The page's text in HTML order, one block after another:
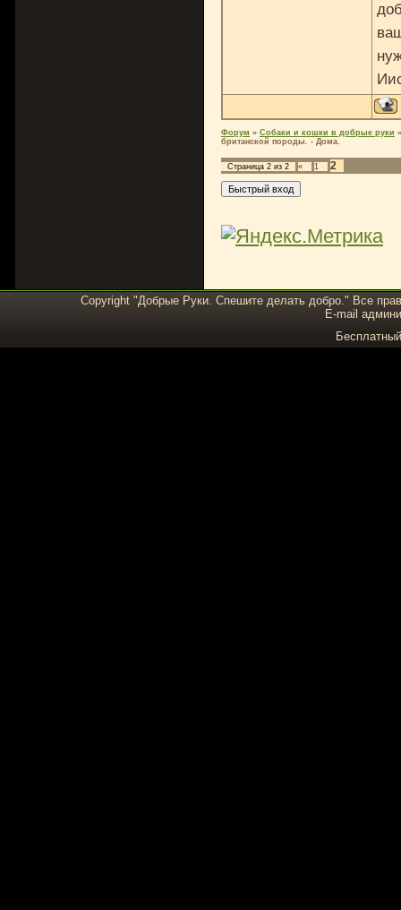
Форум » Собаки и кошки в добрые руки »
британской породы. - Дома.
Страница 2 из 2 « 1 2
Copyright "Добрые Руки. Спешите делать добро." Все
E-mail